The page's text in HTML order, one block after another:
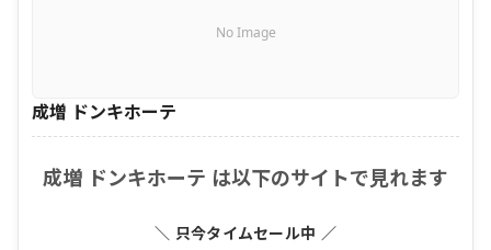
No Image
成増 ドンキホーテ
成増 ドンキホーテ は以下のサイトで見れます
＼ 只今タイムセール中 ／